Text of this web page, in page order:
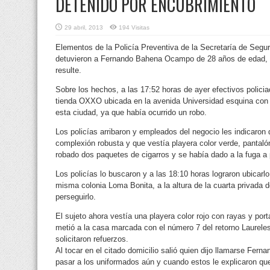
29 abril, 2013 194 Visitas
Elementos de la Policía Preventiva de la Secretaría de
detuvieron a Fernando Bahena Ocampo de 28 años de
resulte.
Sobre los hechos, a las 17:52 horas de ayer efectivos
tienda OXXO ubicada en la avenida Universidad esquina
esta ciudad, ya que había ocurrido un robo.
Los policías arribaron y empleados del negocio les
complexión robusta y que vestía playera color verde,
robado dos paquetes de cigarros y se había dado a la fuga a
Los policías lo buscaron y a las 18:10 horas lograron
misma colonia Loma Bonita, a la altura de la cuarta privada
perseguirlo.
El sujeto ahora vestía una playera color rojo con rayas y
metió a la casa marcada con el número 7 del retorno
solicitaron refuerzos.
Al tocar en el citado domicilio salió quien dijo llamarse
pasar a los uniformados aún y cuando estos le explicaron